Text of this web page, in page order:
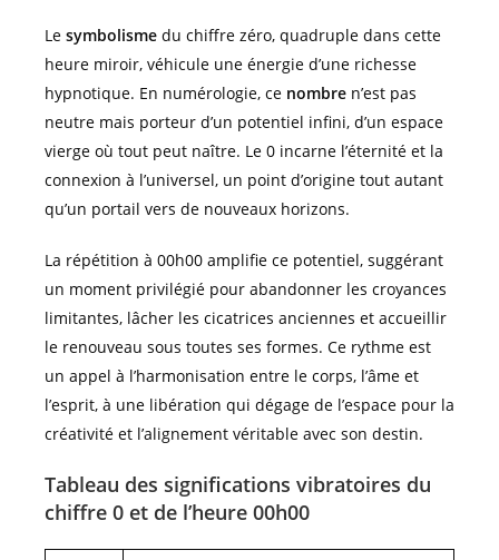
Le symbolisme du chiffre zéro, quadruple dans cette
heure miroir, véhicule une énergie d’une richesse
hypnotique. En numérologie, ce nombre n’est pas
neutre mais porteur d’un potentiel infini, d’un espace
vierge où tout peut naître. Le 0 incarne l’éternité et la
connexion à l’universel, un point d’origine tout autant
qu’un portail vers de nouveaux horizons.
La répétition à 00h00 amplifie ce potentiel, suggérant
un moment privilégié pour abandonner les croyances
limitantes, lâcher les cicatrices anciennes et accueillir
le renouveau sous toutes ses formes. Ce rythme est
un appel à l’harmonisation entre le corps, l’âme et
l’esprit, à une libération qui dégage de l’espace pour la
créativité et l’alignement véritable avec son destin.
Tableau des significations vibratoires du
chiffre 0 et de l’heure 00h00